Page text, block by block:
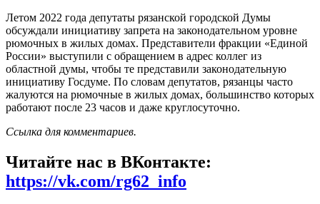
Летом 2022 года депутаты рязанской городской Думы
обсуждали инициативу запрета на законодательном уровне
рюмочных в жилых домах. Представители фракции «Единой
России» выступили с обращением в адрес коллег из
областной думы, чтобы те представили законодательную
инициативу Госдуме. По словам депутатов, рязанцы часто
жалуются на рюмочные в жилых домах, большинство которых
работают после 23 часов и даже круглосуточно.
Ссылка для комментариев.
Читайте нас в ВКонтакте:
https://vk.com/rg62_info